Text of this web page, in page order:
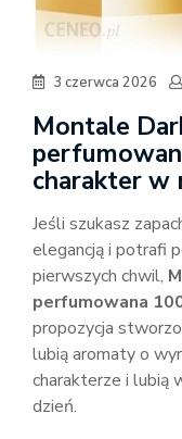
3 czerwca 2026
Montale
charakter w
Jeśli szukasz
elegancją i potrafi
pierwszych chwil,
perfumowana
propozycja
lubią aromaty o
charakterze i lubią
dzień.